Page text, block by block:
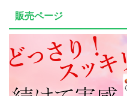
販売ページ